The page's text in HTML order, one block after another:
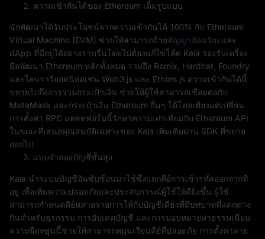
ความเข้ากันได้ของ Ethereum เต็มรูปแบบ
นักพัฒนาได้รับประโยชน์จากความเข้ากันได้ 100% กับ Ethereum
Virtual Machine (EVM) ช่วยให้สามารถย้ายสัญญาอัจฉริยะและ
dApp ที่มีอยู่ได้อย่างราบรื่นโดยไม่ต้องแก้ไขโค้ด Kaia รองรับเครื่อง
มือพัฒนา Ethereum หลักทั้งหมด รวมถึง Remix, Hardhat, Foundry
และไลบรารียอดนิยมเช่น Web3.js และ Ethers.js ความเข้ากันได้นี้
ขยายไปถึงการรวมกระเป๋าเงิน ช่วยให้ผู้ใช้สามารถเชื่อมต่อกับ
MetaMask และกระเป๋าเงิน Ethereum อื่นๆ ได้โดยเพียงแค่เปลี่ยน
การตั้งค่า RPC แพลตฟอร์มนี้รักษาความเท่าเทียมกับ Ethereum API
ในขณะที่เสนอคุณสมบัติเฉพาะของ Kaia เพิ่มเติมผ่าน SDK ที่ขยาย
ออกไป
แบบจำลองบัญชีขั้นสูง
Kaia นำระบบบัญชีอันซับซ้อนมาใช้ซึ่งแยกคีย์การเข้ารหัสออกจากที่
อยู่ เพื่อเพิ่มความปลอดภัยและประสบการณ์ผู้ใช้ให้ดียิ่งขึ้น ผู้ใช้
สามารถกำหนดคีย์หลายรายการให้กับบัญชีเดียวที่มีบทบาทที่แตกต่าง
กันสำหรับธุรกรรม การอัปเดตบัญชี และการมอบหมายค่าธรรมเนียม
ความยืดหยุ่นนี้ช่วยให้สามารถหมุนเวียนคีย์ที่ปลอดภัย การตั้งค่าลาย